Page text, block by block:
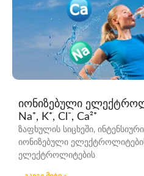
შეუკვეთეთ ონლაინ -10%
იონიზებული
Na⁺, K⁺, Cl⁻, Ca²⁺
ზაფხულის სიცხეში,
იონიზებული
ელექტროლიტების